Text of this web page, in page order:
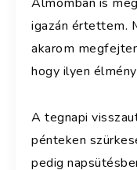
igazán értettem.
akarom
hogy ilyen
A tegnapi
pénteken
pedig